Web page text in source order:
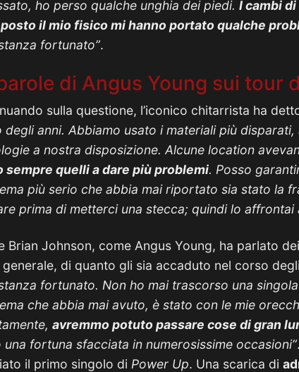
ho perso qualche unghia dei piedi. I cambi
il mio fisico mi hanno portato qualche
fortunato”.
di Angus Young sui tour
sulla questione, l’iconico chitarrista ha
degli anni. Abbiamo usato i materiali più
a nostra disposizione. Alcune location
sempre quelli a dare più problemi. Posso
più serio che abbia mai riportato sia stato la
prima di metterci una stecca; quindi lo affrontai
Brian Johnson, come Angus Young, ha parlato dei
generale, di quanto gli sia accaduto nel corso
fortunato. Non ho mai trascorso una
che abbia mai avuto, è stato con le mie
avremmo potuto passare cose di gran
una fortuna sfacciata in numerosissime occasioni”
il primo singolo di Power Up. Una scarica di